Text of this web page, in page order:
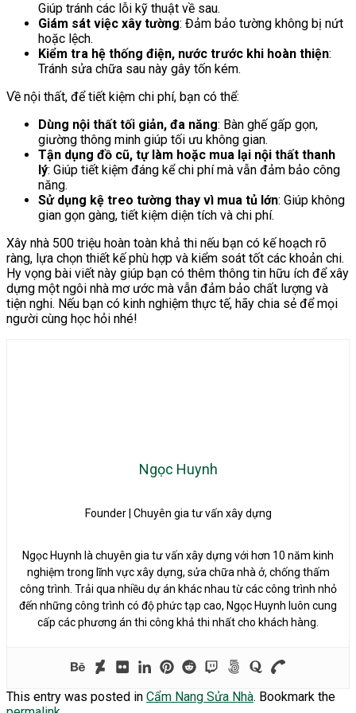
Giúp tránh các lỗi kỹ thuật về sau.
Giám sát việc xây tường: Đảm bảo tường không bị nứt
hoặc lệch.
Kiểm tra hệ thống điện, nước trước khi hoàn thiện:
Tránh sửa chữa sau này gây tốn kém.
Về nội thất, để tiết kiệm chi phí, bạn có thể:
Dùng nội thất tối giản, đa năng: Bàn ghế gấp gọn,
giường thông minh giúp tối ưu không gian.
Tận dụng đồ cũ, tự làm hoặc mua lại nội thất thanh
lý: Giúp tiết kiệm đáng kể chi phí mà vẫn đảm bảo công
năng.
Sử dụng kệ treo tường thay vì mua tủ lớn: Giúp không
gian gọn gàng, tiết kiệm diện tích và chi phí.
Xây nhà 500 triệu hoàn toàn khả thi nếu bạn có kế hoạch rõ
ràng, lựa chọn thiết kế phù hợp và kiểm soát tốt các khoản chi.
Hy vọng bài viết này giúp bạn có thêm thông tin hữu ích để xây
dựng một ngôi nhà mơ ước mà vẫn đảm bảo chất lượng và
tiện nghi. Nếu bạn có kinh nghiệm thực tế, hãy chia sẻ để mọi
người cùng học hỏi nhé!
Ngọc Huynh
Founder | Chuyên gia tư vấn xây dựng
Ngọc Huynh là chuyên gia tư vấn xây dựng với hơn 10 năm kinh
nghiệm trong lĩnh vực xây dựng, sửa chữa nhà ở, chống thấm
công trình. Trải qua nhiều dự án khác nhau từ các công trình nhỏ
đến những công trình có độ phức tạp cao, Ngọc Huynh luôn cung
cấp các phương án thi công khả thi nhất cho khách hàng.
This entry was posted in Cẩm Nang Sửa Nhà. Bookmark the